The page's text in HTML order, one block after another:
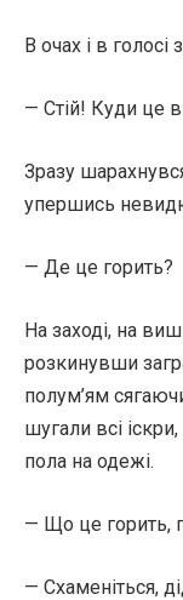
В очах і в голосі
— Стій! Куди це
Зразу
упершись
— Де це горить?
На заході, на
розкинувши
полум’ям
шугали всі
пола на одежі.
— Що це горить,
— Схаменіться,